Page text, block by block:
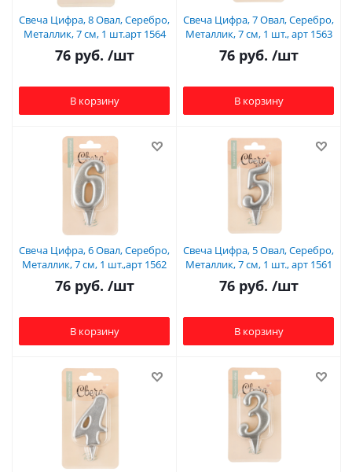
Свеча Цифра, 8 Овал, Серебро,
Металлик, 7 см, 1 шт.арт 1564
76руб. /шт
В корзину
Свеча Цифра, 7 Овал, Серебро,
Металлик, 7 см, 1 шт., арт 1563
76руб. /шт
В корзину
Свеча Цифра, 6 Овал, Серебро,
Металлик, 7 см, 1 шт.,арт 1562
76руб. /шт
В корзину
Свеча Цифра, 5 Овал, Серебро,
Металлик, 7 см, 1 шт., арт 1561
76руб. /шт
В корзину